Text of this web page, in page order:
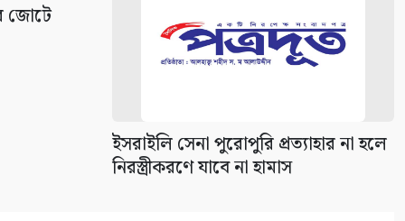
জোটে
ইসরাইলি সেনা পুরোপুরি প্রত্যাহার না হলে
নিরস্ত্রীকরণে যাবে না হামাস